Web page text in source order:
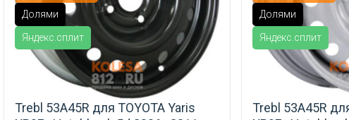
Долями
Яндекс.сплит
Trebl 53A45R для TOYOTA Yaris
Долями
Яндекс.сплит
Trebl 53A45R